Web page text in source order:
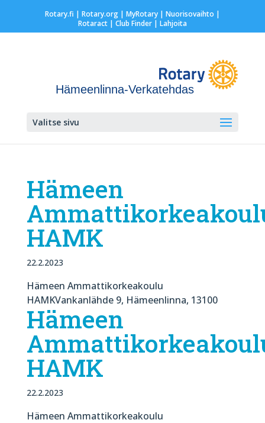
Rotary.fi | Rotary.org| MyRotary | Nuorisovaihto |
Rotaract| Club Finder| Lahjoita
Hämeenlinna-Verkatehdas
Valitse sivu
Hämeen
HAMK
22.2.2023
Hämeen Ammattikorkeakoulu
HAMKVankanlähde 9, Hämeenlinna, 13100
Hämeen
HAMK
22.2.2023
Hämeen Ammattikorkeakoulu